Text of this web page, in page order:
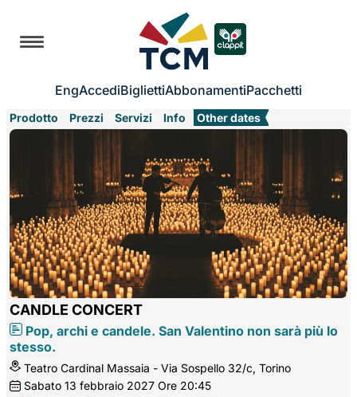
EngAccediBigliettiAbbonamentiPacchetti
Prodotto Prezzi Servizi Info Other dates
CANDLE CONCERT
Pop, archi e candele. San Valentino non sarà più lo
stesso.
Teatro Cardinal Massaia - Via Sospello 32/c, Torino
Sabato 13 febbraio 2027 Ore 20:45